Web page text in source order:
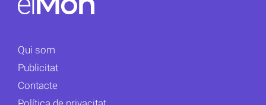
Qui som
Publicitat
Contacte